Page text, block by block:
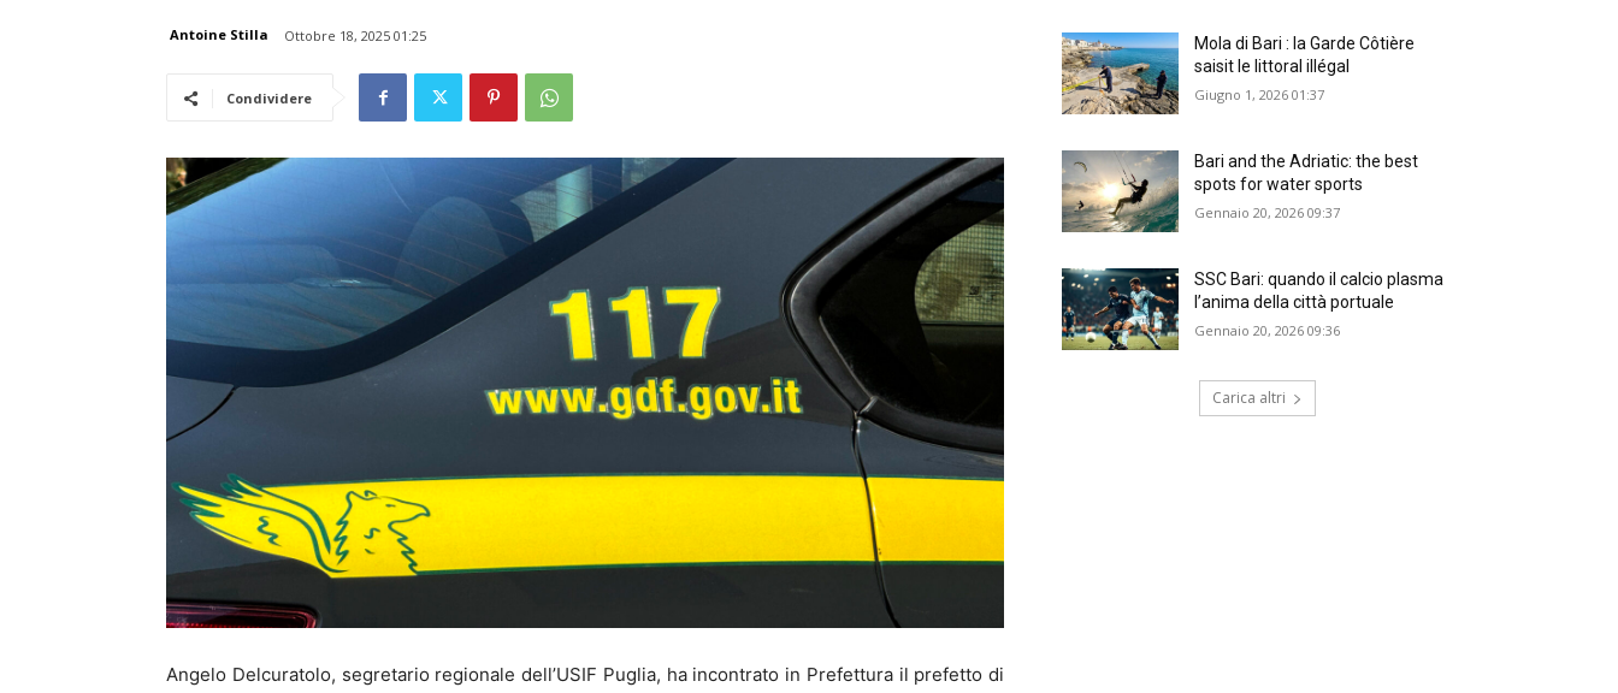
Antoine Stilla Ottobre 18, 2025 01:25
Condividere
Angelo Delcuratolo, segretario regionale dell’USIF Puglia, ha incontrato in Prefettura il prefetto di
Mola di Bari : la Garde Côtière
saisit le littoral illégal
Giugno 1, 2026 01:37
Bari and the Adriatic: the best
spots for water sports
Gennaio 20, 2026 09:37
SSC Bari: quando il calcio plasma
l’anima della città portuale
Gennaio 20, 2026 09:36
Carica altri